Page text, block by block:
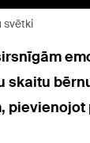
svētki